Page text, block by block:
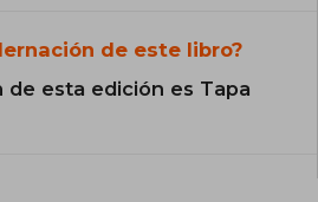
de este libro?
de esta edición es Tapa